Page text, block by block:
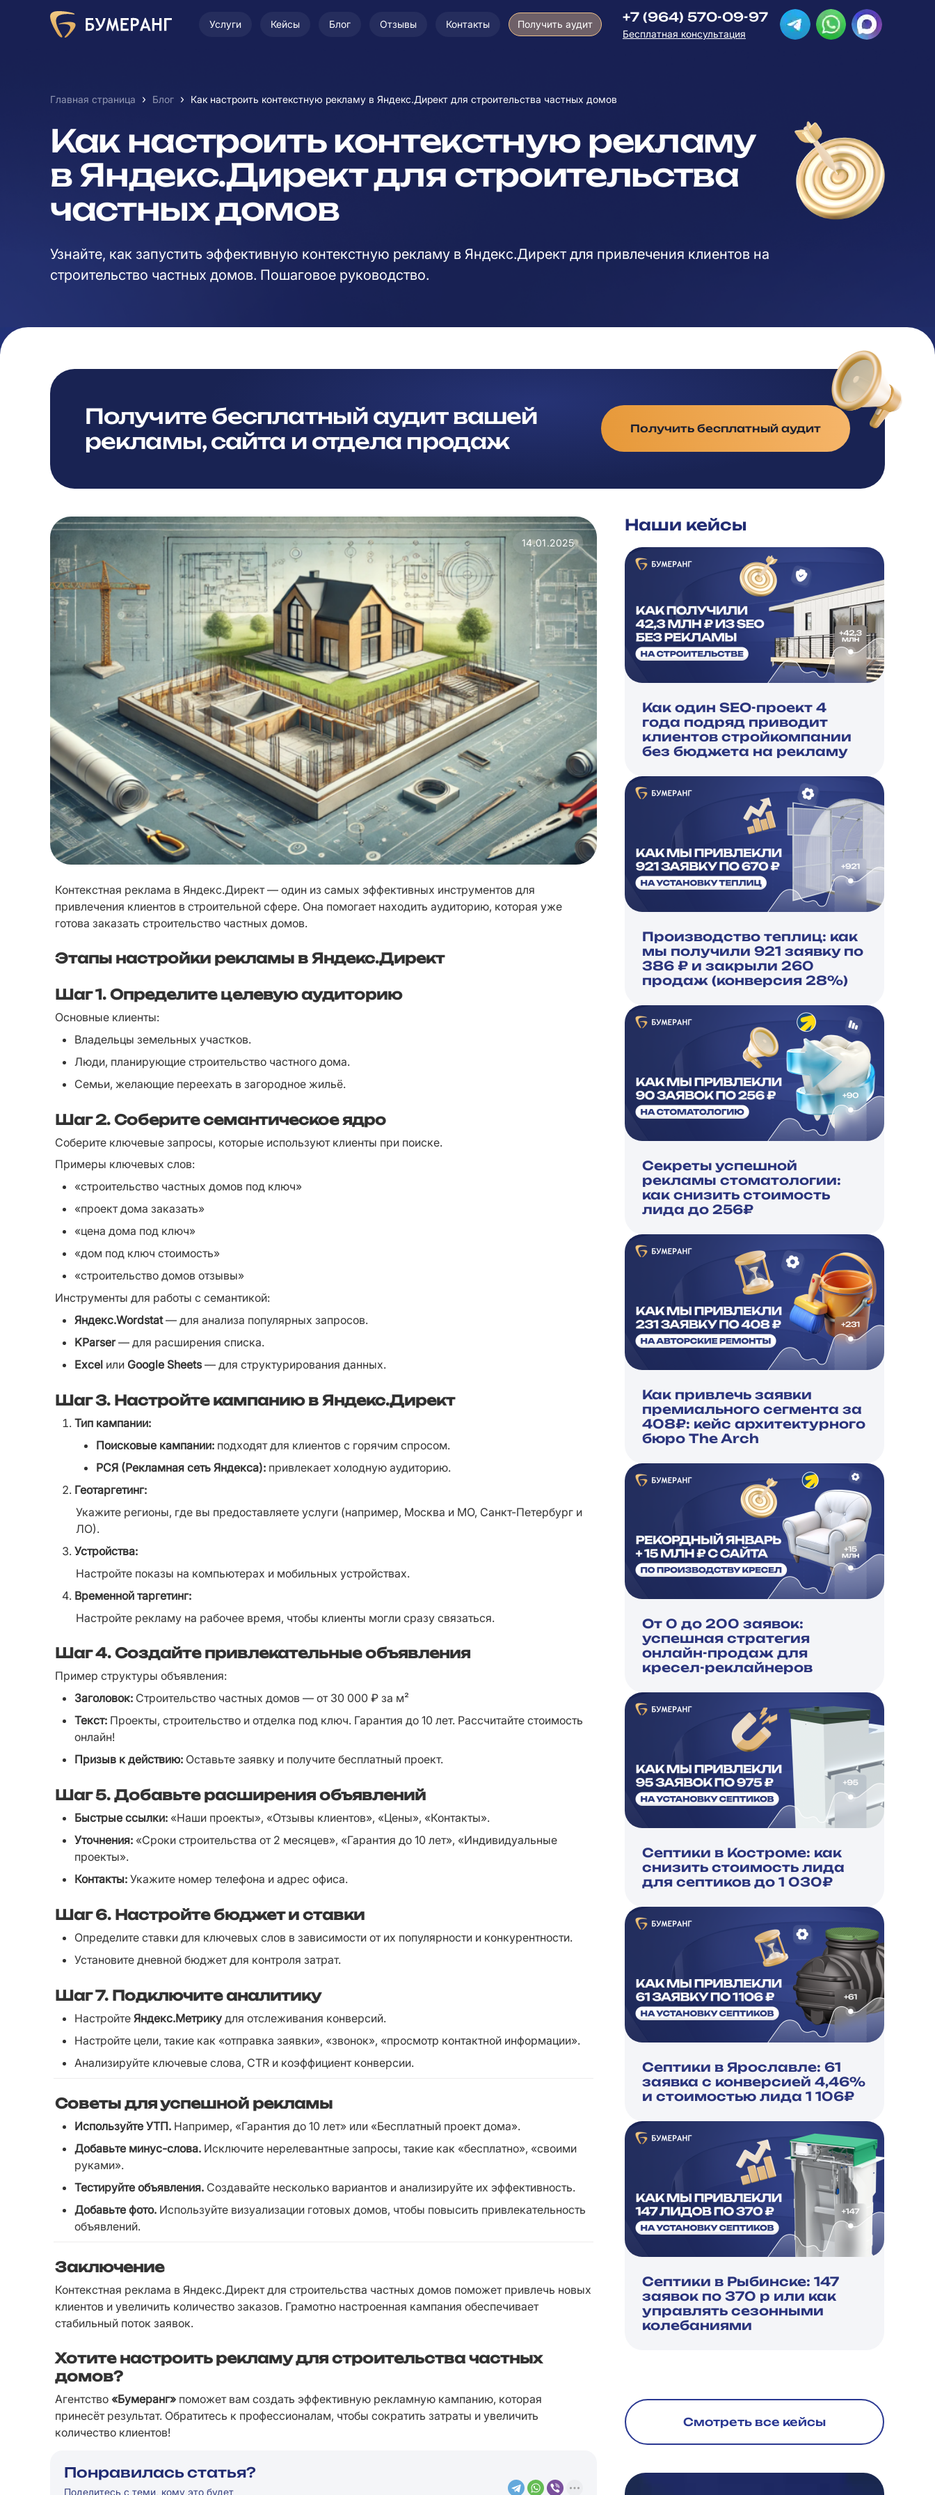
Услуги Кейсы Блог Отзывы Контакты Получить аудит +7 (964) 570-09-97
Бесплатная консультация
Главная страница › Блог › Как настроить контекстную рекламу в Яндекс.Директ для строительства частных домов
Как настроить контекстную рекламу
в Яндекс.Директ для строительства
частных домов
Узнайте, как запустить эффективную контекстную рекламу в Яндекс.Директ для привлечения клиентов на
строительство частных домов. Пошаговое руководство.
Получите бесплатный аудит вашей
рекламы, сайта и отдела продаж
Получить бесплатный аудит
14.01.2025
Контекстная реклама в Яндекс.Директ — один из самых эффективных инструментов для
привлечения клиентов в строительной сфере. Она помогает находить аудиторию, которая уже
готова заказать строительство частных домов.
Этапы настройки рекламы в Яндекс.Директ
Шаг 1. Определите целевую аудиторию
Основные клиенты:
Владельцы земельных участков.
Люди, планирующие строительство частного дома.
Семьи, желающие переехать в загородное жильё.
Шаг 2. Соберите семантическое ядро
Соберите ключевые запросы, которые используют клиенты при поиске.
Примеры ключевых слов:
«строительство частных домов под ключ»
«проект дома заказать»
«цена дома под ключ»
«дом под ключ стоимость»
«строительство домов отзывы»
Инструменты для работы с семантикой:
Яндекс.Wordstat — для анализа популярных запросов.
KParser — для расширения списка.
Excel или Google Sheets — для структурирования данных.
Шаг 3. Настройте кампанию в Яндекс.Директ
Тип кампании:
Поисковые кампании: подходят для клиентов с горячим спросом.
РСЯ (Рекламная сеть Яндекса): привлекает холодную аудиторию.
Геотаргетинг:
Укажите регионы, где вы предоставляете услуги (например, Москва и МО, Санкт-Петербург и
ЛО).
Устройства:
Настройте показы на компьютерах и мобильных устройствах.
Временной таргетинг:
Настройте рекламу на рабочее время, чтобы клиенты могли сразу связаться.
Шаг 4. Создайте привлекательные объявления
Пример структуры объявления:
Заголовок: Строительство частных домов — от 30 000 ₽ за м²
Текст: Проекты, строительство и отделка под ключ. Гарантия до 10 лет. Рассчитайте стоимость
онлайн!
Призыв к действию: Оставьте заявку и получите бесплатный проект.
Шаг 5. Добавьте расширения объявлений
Быстрые ссылки: «Наши проекты», «Отзывы клиентов», «Цены», «Контакты».
Уточнения: «Сроки строительства от 2 месяцев», «Гарантия до 10 лет», «Индивидуальные
проекты».
Контакты: Укажите номер телефона и адрес офиса.
Шаг 6. Настройте бюджет и ставки
Определите ставки для ключевых слов в зависимости от их популярности и конкурентности.
Установите дневной бюджет для контроля затрат.
Шаг 7. Подключите аналитику
Настройте Яндекс.Метрику для отслеживания конверсий.
Настройте цели, такие как «отправка заявки», «звонок», «просмотр контактной информации».
Анализируйте ключевые слова, CTR и коэффициент конверсии.
Советы для успешной рекламы
Используйте УТП. Например, «Гарантия до 10 лет» или «Бесплатный проект дома».
Добавьте минус-слова. Исключите нерелевантные запросы, такие как «бесплатно», «своими
руками».
Тестируйте объявления. Создавайте несколько вариантов и анализируйте их эффективность.
Добавьте фото. Используйте визуализации готовых домов, чтобы повысить привлекательность
объявлений.
Заключение
Контекстная реклама в Яндекс.Директ для строительства частных домов поможет привлечь новых
клиентов и увеличить количество заказов. Грамотно настроенная кампания обеспечивает
стабильный поток заявок.
Хотите настроить рекламу для строительства частных
домов?
Агентство «Бумеранг» поможет вам создать эффективную рекламную кампанию, которая
принесёт результат. Обратитесь к профессионалам, чтобы сократить затраты и увеличить
количество клиентов!
Понравилась статья?
Поделитесь с теми, кому это будет
Наши кейсы
Как один SEO-проект 4
года подряд приводит
клиентов стройкомпании
без бюджета на рекламу
Производство теплиц: как
мы получили 921 заявку по
386 ₽ и закрыли 260
продаж (конверсия 28%)
Секреты успешной
рекламы стоматологии:
как снизить стоимость
лида до 256₽
Как привлечь заявки
премиального сегмента за
408₽: кейс архитектурного
бюро The Arch
От 0 до 200 заявок:
успешная стратегия
онлайн-продаж для
кресел-реклайнеров
Септики в Костроме: как
снизить стоимость лида
для септиков до 1 030₽
Септики в Ярославле: 61
заявка с конверсией 4,46%
и стоимостью лида 1 106₽
Септики в Рыбинске: 147
заявок по 370 р или как
управлять сезонными
колебаниями
Смотреть все кейсы